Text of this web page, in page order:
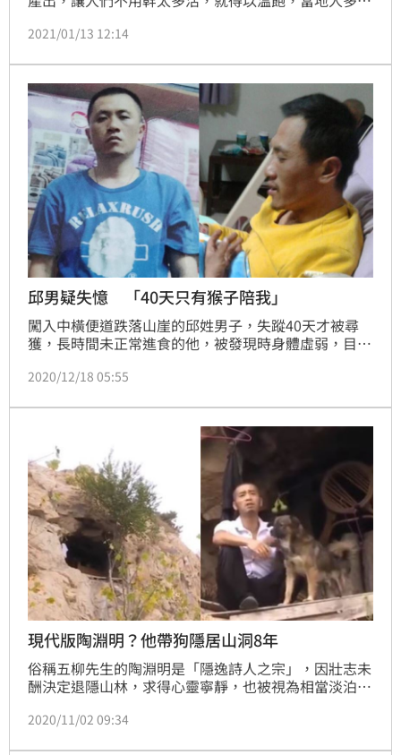
十堰市有一個洞穴，從外觀上來看沒什麼特別，不過讓
外「吐魚」，這對當地村民來說，不用捕撈就有魚直接
送上門，簡直就是天上掉下來的禮物；因此，每年這時
候就會吸引大批村民來此捕撈，享受味美的鮮魚。（記
者唐家興）
2021/01/13 12:14
邱男疑失憶 「40天只有猴子陪我」
闖入中橫便道跌落山崖的邱姓男子，失蹤40天才被尋
獲，長時間未正常進食的他，被發現時身體虛弱，目測
飢，曾外出找人協助，但只找到猴子，家人透露，邱姓
憶想不起來，家人不敢逼他回想，讓他安心靜養。(記
2020/12/18 05:55
現代版陶淵明？他帶狗隱居山洞8年
俗稱五柳先生的陶淵明是「隱逸詩人之宗」，因壯志未
酬決定退隱山林，求得心靈寧靜，也被視為相當淡泊名
可能像他一樣嗎？據悉，大陸一名男子真的就帶著一隻
2020/11/02 09:34